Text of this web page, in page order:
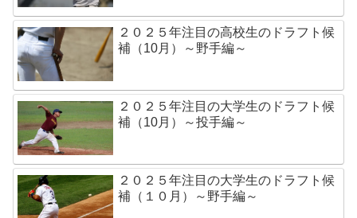
２０２５年注目の高校生のドラフト候
補（10月）～野手編～
２０２５年注目の大学生のドラフト候
補（10月）～投手編～
２０２５年注目の大学生のドラフト候
補（１０月）～野手編～